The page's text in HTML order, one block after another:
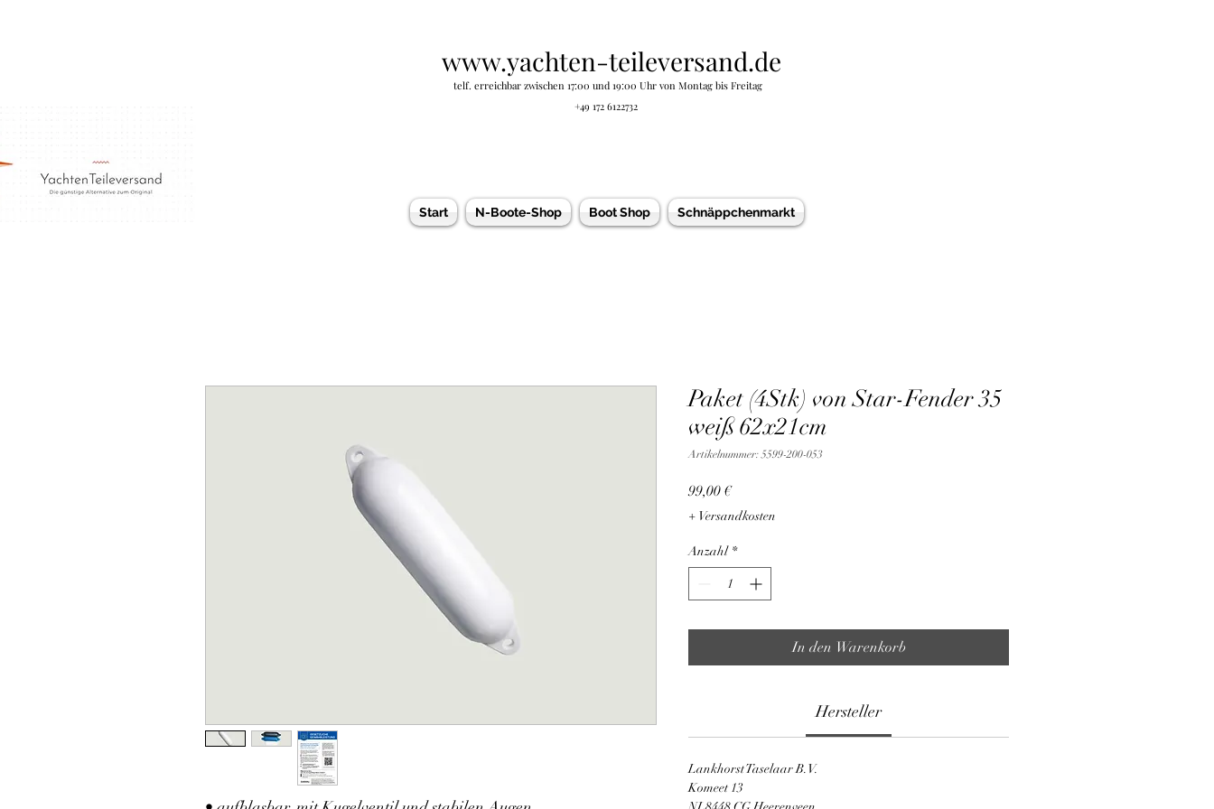
www.yachten-teileversand.de
telf. erreichbar zwischen 17:00 und 19:00 Uhr von Montag bis Freitag
+49 172 6122732
Start N-Boote-Shop Boot Shop Schnäppchenmarkt
Paket (4Stk) von Star-Fender 35
weiß 62x21cm
Artikelnummer: 5599-200-053
99,00 €Preis
+ Versandkosten
Anzahl *
In den Warenkorb
Hersteller
Lankhorst Taselaar B.V.
Komeet 13